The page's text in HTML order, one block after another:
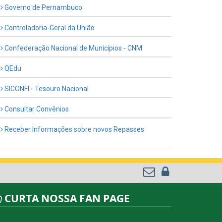
Governo de Pernambuco
Controladoria-Geral da União
Confederação Nacional de Municípios - CNM
QEdu
SICONFI - Tesouro Nacional
Consultar Convênios
Receber Informações sobre novos Repasses
CURTA NOSSA FAN PAGE